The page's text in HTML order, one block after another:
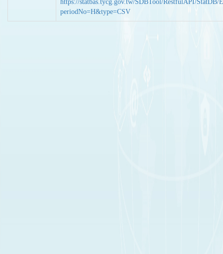
https://statbas.tycg.gov.tw/SDBTool/RestfulAPI/StatDB/
periodNo=H&type=CSV